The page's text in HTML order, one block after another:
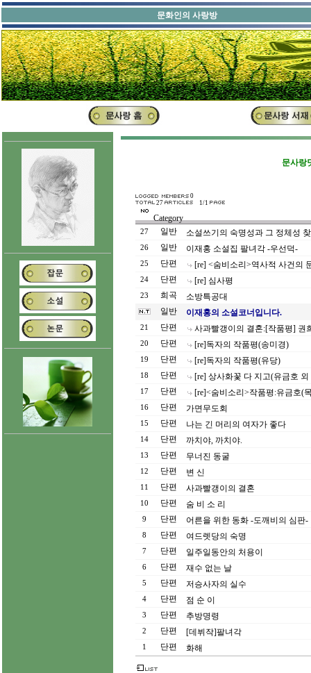
문화인의
문사랑
0
27
1/1
Category
27 일반 소설쓰기의 숙명성과 그 정체성
26 일반 이재홍 소설집 팔녀각 -우선덕-
25 단편 [re] <숨비소리>역사적 사건의
24 단편 [re] 심사평
23 희곡
소방특공대
일반
이재홍의 소설코너입니다.
21 단편 사과빨갱이의 결혼:[작품평] 권
20 단편 [re]독자의 작품평(송미경)
19 단편 [re]독자의 작품평(유당)
18 단편 [re] 상사화꽃 다 지고(유금호
17 단편 [re]<숨비소리>작품평:유금호(
16 단편 가면무도회
15 단편 나는 긴 머리의 여자가 좋다
14 단편 까치야, 까치야.
13 단편 무너진 동굴
12 단편 변 신
11 단편 사과빨갱이의 결혼
10 단편 숨 비 소 리
9 단편 어른을 위한 동화 -도깨비의 심판-
8 단편 여드렛당의 숙명
7 단편 일주일동안의 처용이
6 단편 재수 없는 날
5 단편 저승사자의 실수
4 단편 점 순 이
3 단편 추방명령
2 단편 [데뷔작]팔녀각
1 단편 화해